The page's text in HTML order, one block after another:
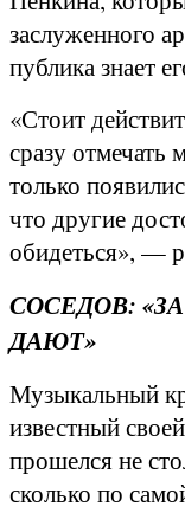
заслуженного
публика знает
«Стоит
сразу отмечать
только
что другие
обидеться», —
СОСЕДОВ:
ДАЮТ»
Музыкальный
известный
прошелся не
сколько по